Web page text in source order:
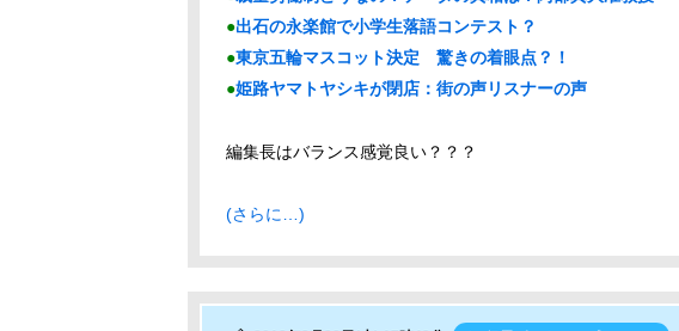
●出石の永楽館で小学生落語コンテスト？
●東京五輪マスコット決定 驚きの着眼点？！
●姫路ヤマトヤシキが閉店：街の声リスナーの声
編集長はバランス感覚良い？？？
(さらに…)